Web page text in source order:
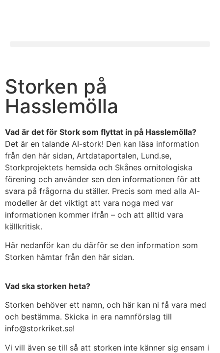
Storken på
Hasslemölla
Vad är det för Stork som flyttat in på Hasslemölla?
Det är en talande AI-stork! Den kan läsa information
från den här sidan, Artdataportalen, Lund.se,
Storkprojektets hemsida och Skånes ornitologiska
förening och använder sen den informationen för att
svara på frågorna du ställer. Precis som med alla AI-
modeller är det viktigt att vara noga med var
informationen kommer ifrån – och att alltid vara
källkritisk.
Här nedanför kan du därför se den information som
Storken hämtar från den här sidan.
Vad ska storken heta?
Storken behöver ett namn, och här kan ni få vara med
och bestämma. Skicka in era namnförslag till
info@storkriket.se!
Vi vill även se till så att storken inte känner sig ensam i